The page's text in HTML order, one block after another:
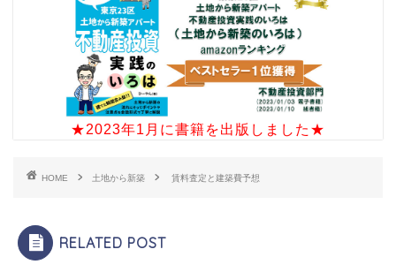
★2023年1月に書籍を出版しました★
HOME 土地から新築 賃料査定と建築費予想
RELATED POST